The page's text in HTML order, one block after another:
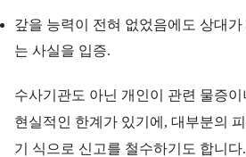
갚을 능력이 전혀 없었음에도 상대
는 사실을 입증.
수사기관도 아닌 개인이 관련 물증
현실적인 한계가 있기에, 대부분의
기 식으로 신고를 철수하기도 합니